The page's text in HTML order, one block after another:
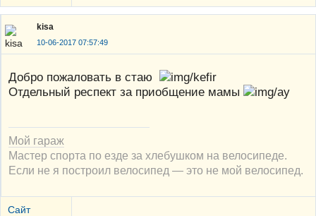
kisa
10-06-2017 07:57:49
Добро пожаловать в стаю
Отдельный респект за приобщение мамы
Мой гараж
Мастер спорта по езде за хлебушком на велосипеде.
Если не я построил велосипед — это не мой велосипед.
Сайт